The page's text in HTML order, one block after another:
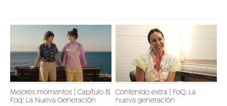
Mejores momentos | Capítulo 8|
Foq: La Nueva Generación
Contenido extra | FoQ. La
nueva generación